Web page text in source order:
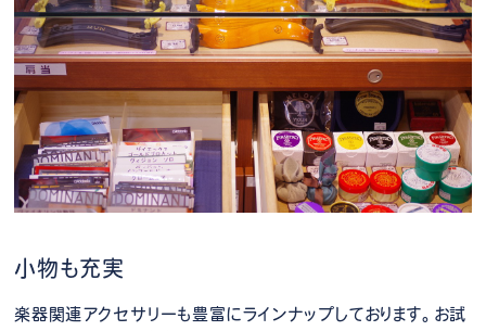
小物も充実
楽器関連アクセサリーも豊富にラインナップしております。お試